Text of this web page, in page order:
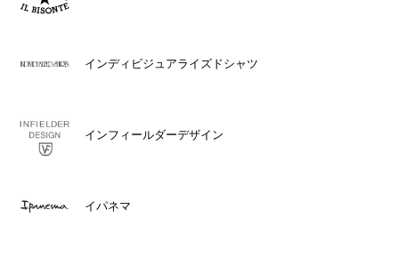
インディビジュアライズドシャツ
インフィールダーデザイン
イパネマ